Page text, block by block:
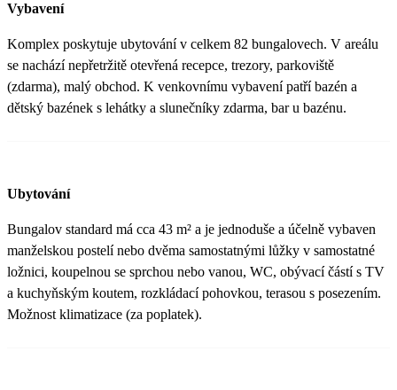
Vybavení
Komplex poskytuje ubytování v celkem 82 bungalovech. V areálu
se nachází nepřetržitě otevřená recepce, trezory, parkoviště
(zdarma), malý obchod. K venkovnímu vybavení patří bazén a
dětský bazének s lehátky a slunečníky zdarma, bar u bazénu.
Ubytování
Bungalov standard má cca 43 m² a je jednoduše a účelně vybaven
manželskou postelí nebo dvěma samostatnými lůžky v samostatné
ložnici, koupelnou se sprchou nebo vanou, WC, obývací částí s TV
a kuchyňským koutem, rozkládací pohovkou, terasou s posezením.
Možnost klimatizace (za poplatek).